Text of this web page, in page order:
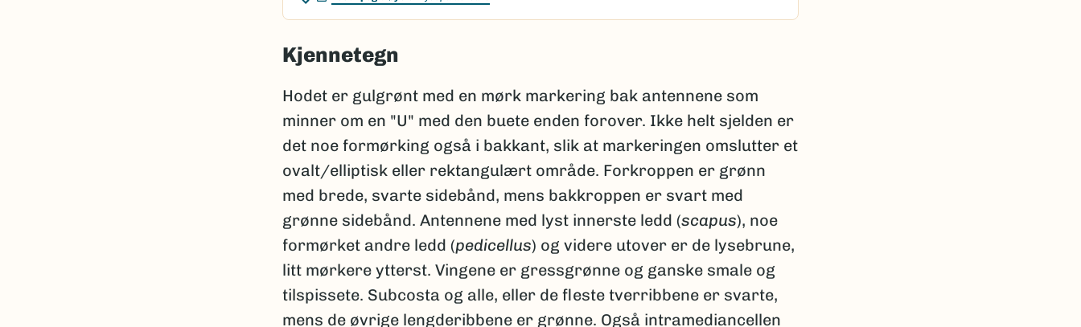
Kjennetegn
Hodet er gulgrønt med en mørk markering bak antennene som
minner om en "U" med den buete enden forover. Ikke helt sjelden er
det noe formørking også i bakkant, slik at markeringen omslutter et
ovalt/elliptisk eller rektangulært område. Forkroppen er grønn
med brede, svarte sidebånd, mens bakkroppen er svart med
grønne sidebånd. Antennene med lyst innerste ledd (scapus), noe
formørket andre ledd (pedicellus) og videre utover er de lysebrune,
litt mørkere ytterst. Vingene er gressgrønne og ganske smale og
tilspissete. Subcosta og alle, eller de fleste tverribbene er svarte,
mens de øvrige lengderibbene er grønne. Også intramediancellen